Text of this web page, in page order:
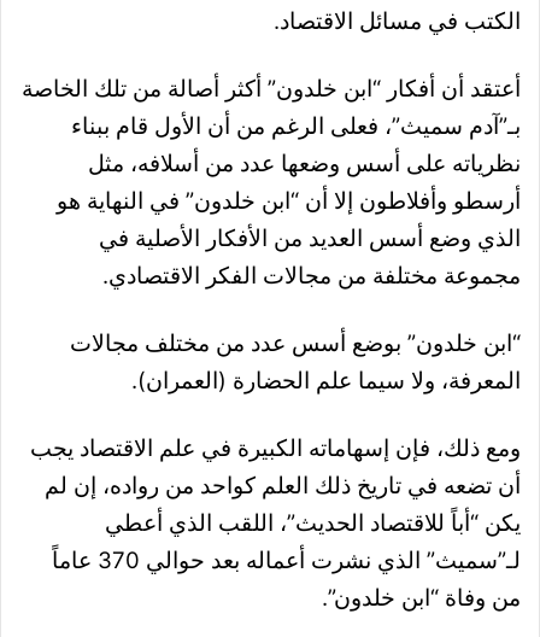
الكتب في مسائل الاقتصاد.
أعتقد أن أفكار “ابن خلدون” أكثر أصالة من تلك الخاصة
بـ”آدم سميث”، فعلى الرغم من أن الأول قام ببناء
نظرياته على أسس وضعها عدد من أسلافه، مثل
أرسطو وأفلاطون إلا أن “ابن خلدون” في النهاية هو
الذي وضع أسس العديد من الأفكار الأصلية في
مجموعة مختلفة من مجالات الفكر الاقتصادي.
“ابن خلدون” بوضع أسس عدد من مختلف مجالات
المعرفة، ولا سيما علم الحضارة (العمران).
ومع ذلك، فإن إسهاماته الكبيرة في علم الاقتصاد يجب
أن تضعه في تاريخ ذلك العلم كواحد من رواده، إن لم
يكن “أباً للاقتصاد الحديث”، اللقب الذي أعطي
لـ”سميث” الذي نشرت أعماله بعد حوالي 370 عاماً
من وفاة “ابن خلدون”.